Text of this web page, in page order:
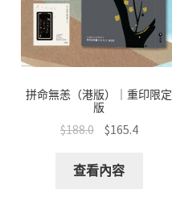
拼命無恙（港版）｜重印限定
版
$188.0 $165.4
查看內容